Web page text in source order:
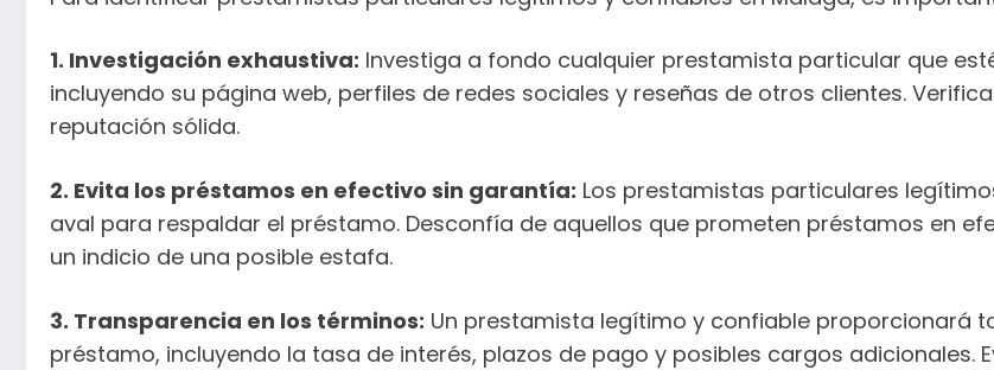
1. Investigación exhaustiva: Investiga a fondo cualquier prestamista particular que
incluyendo su página web, perfiles de redes sociales y reseñas de otros clientes.
reputación sólida.
2. Evita los préstamos en efectivo sin garantía: Los prestamistas particulares
aval para respaldar el préstamo. Desconfía de aquellos que prometen préstamos en
un indicio de una posible estafa.
3. Transparencia en los términos: Un prestamista legítimo y confiable proporcionará
préstamo, incluyendo la tasa de interés, plazos de pago y posibles cargos adicionales.